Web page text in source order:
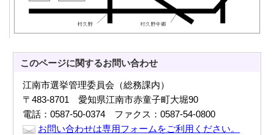
このページに関するお問い合わせ
江南市選挙管理委員会（総務課内）
〒483-8701 愛知県江南市赤童子町大堀90
電話：0587-50-0374 ファクス：0587-54-0800
お問い合わせは専用フォームをご利用ください。